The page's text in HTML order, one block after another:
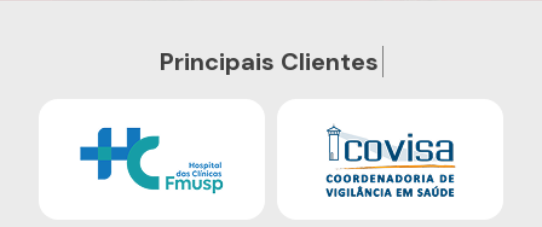
Principais Clientes